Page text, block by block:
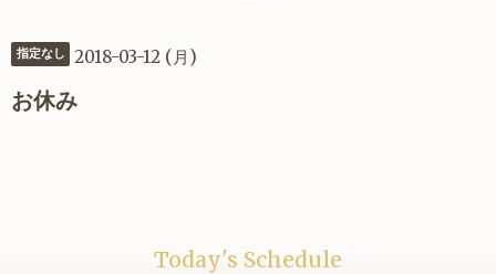
指定なし 2018-03-12 (月)
お休み
Today's Schedule